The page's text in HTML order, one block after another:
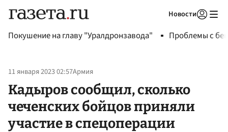
Новости
Покушение на главу "Уралдронзавода" Проблемы с
11 января 2023 02:57Армия
Кадыров сообщил, сколько
чеченских бойцов приняли
участие в спецоперации